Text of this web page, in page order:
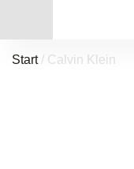
Start/ Calvin Klein